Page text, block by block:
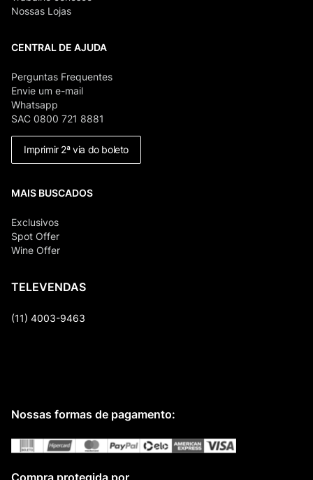
Nossas Lojas
CENTRAL DE AJUDA
Perguntas Frequentes
Envie um e-mail
Whatsapp
SAC 0800 721 8881
Imprimir 2ª via do boleto
MAIS BUSCADOS
Exclusivos
Spot Offer
Wine Offer
TELEVENDAS
(11) 4003-9463
Nossas formas de pagamento:
Compra protegida por